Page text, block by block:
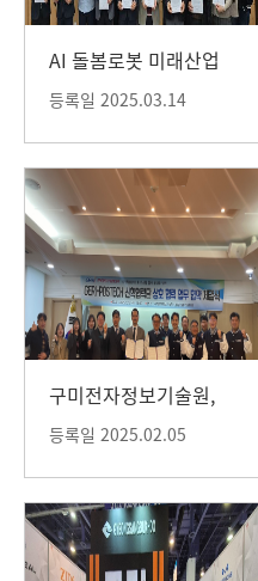
AI 돌봄로봇 미래산업
등록일 2025.03.14
구미전자정보기술원,
상호 협력 업무 협약 체
등록일 2025.02.05